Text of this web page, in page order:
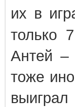
их в
только
Антей –
тоже